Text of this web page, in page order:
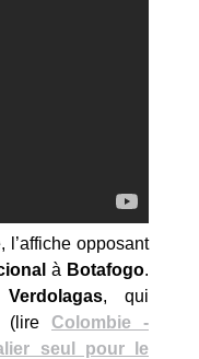
l’affiche opposant
à Botafogo.
Verdolagas, qui
(lire Colombie -
seul pour le